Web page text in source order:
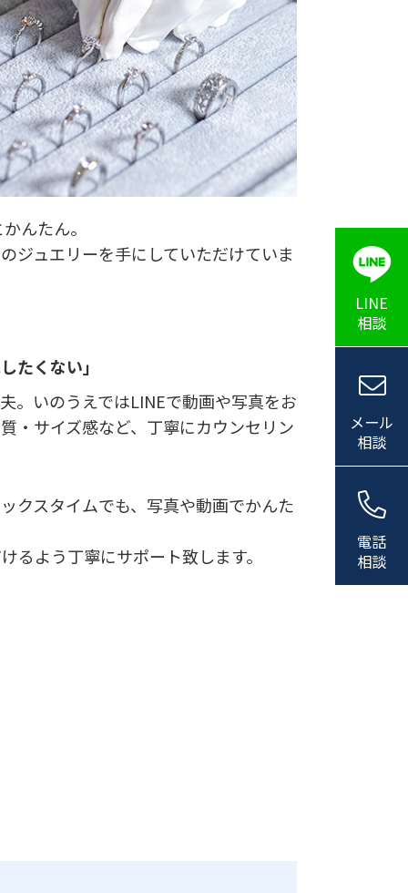
LINE
相談
メール
相談
電話
相談
んたん。
ジュエリーを手にしていただけていま
たくない」
。いのうえではLINEで動画や写真をお
・サイズ感など、丁寧にカウンセリン
クスタイムでも、写真や動画でかんた
るよう丁寧にサポート致します。